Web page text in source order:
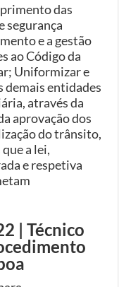
das
segurança
e a gestão
ao Código da
Uniformizar e
demais entidades
através da
aprovação dos
do trânsito,
a lei,
e respetiva
| Técnico